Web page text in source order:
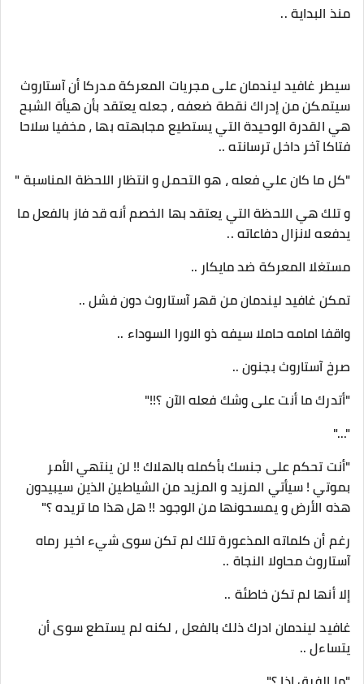
منذ البداية ..
سيطر غافيد ليندمان على مجريات المعركة مدركا أن آستاروث
سيتمكن من إدراك نقطة ضعفه ، جعله يعتقد بأن هيأة الشبح
هي القدرة الوحيدة التي يستطيع مجابهته بها ، مخفيا سلاحا
فتاكا آخر داخل ترسانته ..
"كل ما كان علي فعله ، هو التحمل و انتظار اللحظة المناسبة "
و تلك هي اللحظة التي يعتقد بها الخصم أنه قد فاز بالفعل ما
يدفعه لانزال دفاعاته ..
مستغلا المعركة ضد مايكار ..
تمكن غافيد ليندمان من قهر آستاروث دون فشل ..
واقفا امامه حاملا سيفه ذو الاورا السوداء ..
صرخ آستاروث بجنون ..
"أتدرك ما أنت على وشك فعله الآن ؟!!"
"..."
"أنت تحكم على جنسك بأكمله بالهلاك !! لن ينتهي الأمر
بموتي ! سيأتي المزيد و المزيد من الشياطين الذين سيبيدون
هذه الأرض و يمسحونها من الوجود !! هل هذا ما تريده ؟"
رغم أن كلماته المذعورة تلك لم تكن سوى شيء اخير رماه
آستاروث محاولا النجاة ..
إلا أنها لم تكن خاطئة ..
غافيد ليندمان ادرك ذلك بالفعل ، لكنه لم يستطع سوى أن
يتساءل ..